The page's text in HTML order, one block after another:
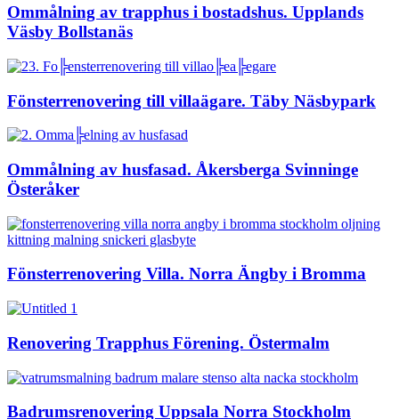
Ommålning av trapphus i bostadshus. Upplands
Väsby Bollstanäs
Fönsterrenovering till villaägare. Täby Näsbypark
Ommålning av husfasad. Åkersberga Svinninge
Österåker
Fönsterrenovering Villa. Norra Ängby i Bromma
Renovering Trapphus Förening. Östermalm
Badrumsrenovering Uppsala Norra Stockholm